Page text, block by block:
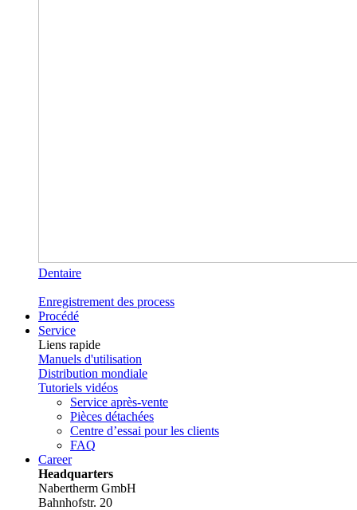
Dentaire
Enregistrement des process
Procédé
Service
Liens rapide
Manuels d'utilisation
Distribution mondiale
Tutoriels vidéos
Service après-vente
Pièces détachées
Centre d’essai pour les clients
FAQ
Career
Headquarters
Nabertherm GmbH
Bahnhofstr. 20